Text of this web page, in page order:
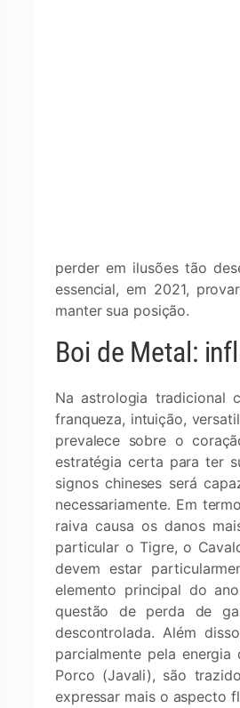
perder em ilusões tão
essencial, em 2021,
manter sua posição.
Boi de Metal:
Na astrologia tradicional
franqueza, intuição,
prevalece sobre o
estratégia certa para ter
signos chineses será
necessariamente. Em
raiva causa os danos
particular o Tigre, o
devem estar
elemento principal do
questão de perda de
descontrolada. Além
parcialmente pela
Porco (Javali), são
expressar mais o aspecto